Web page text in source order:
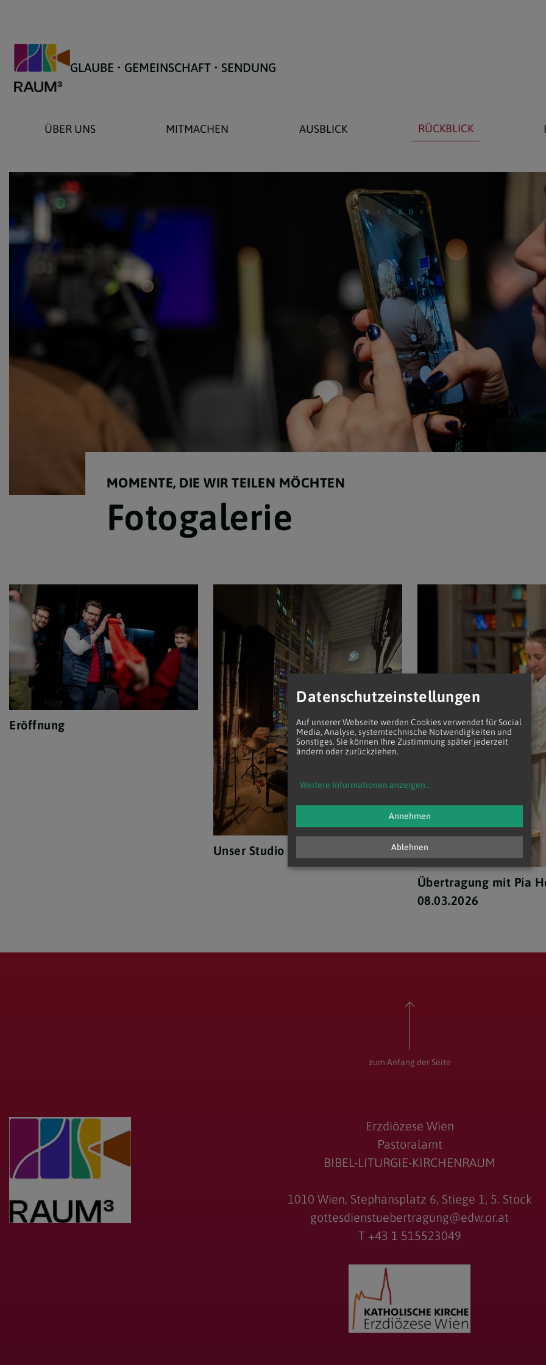
GLAUBE • GEMEINSCHAFT • SENDUNG
ÜBER UNS MITMACHEN AUSBLICK RÜCKBLICK
MOMENTE, DIE WIR TEILEN MÖCHTEN
Fotogalerie
Eröffnung
Unser Studio
Übertragung mit Pia
08.03.2026
zum Anfang der Seite
Erzdiözese Wien
Pastoralamt
BIBEL-LITURGIE-KIRCHENRAUM
1010 Wien, Stephansplatz 6, Stiege 1, 5. Stock
gottesdienstuebertragung@edw.or.at
T +43 1 515523049
Datenschutzeinstellungen
Auf unserer Webseite werden Cookies verwendet für Social
Media, Analyse, systemtechnische Notwendigkeiten und
Sonstiges. Sie können Ihre Zustimmung später jederzeit
ändern oder zurückziehen.
Weitere Informationen anzeigen...
Ablehnen
Annehmen